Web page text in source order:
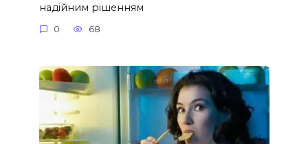
надійним рішенням
0 68